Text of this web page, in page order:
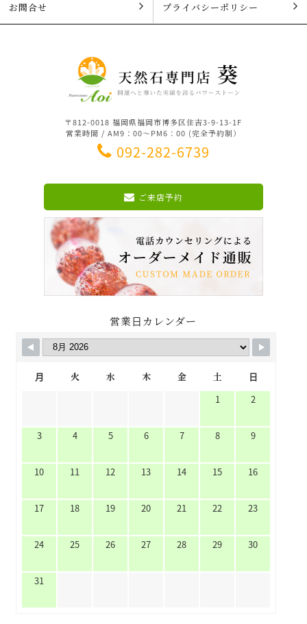
お問合せ プライバシーポリシー
〒812-0018 福岡県福岡市博多区住吉3-9-13-1F
営業時間 / AM9：00～PM6：00 (完全予約制）
092-282-6739
ご来店予約
営業日カレンダー
月 火 水 木 金 土
日
1
2
3 4 5 6 7 8 9
10 11 12 13 14 15 16
17 18 19 20 21 22 23
24 25 26 27 28 29 30
31